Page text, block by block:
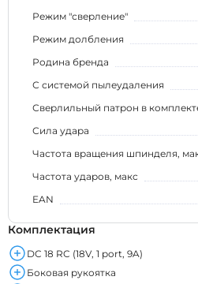
Режим "сверление"
Режим долбления
Родина бренда
С системой пылеудаления
Сверлильный патрон в
Сила удара
Частота вращения шпинделя,
Частота ударов, макс
EAN
Комплектация
DC 18 RC (18V, 1 port, 9A)
Боковая рукоятка